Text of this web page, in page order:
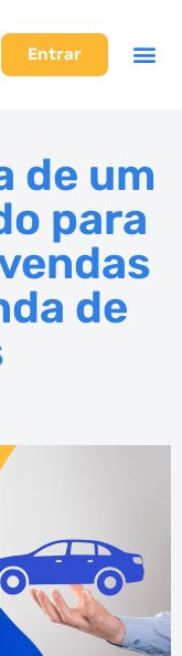
Entrar
de um
para
de